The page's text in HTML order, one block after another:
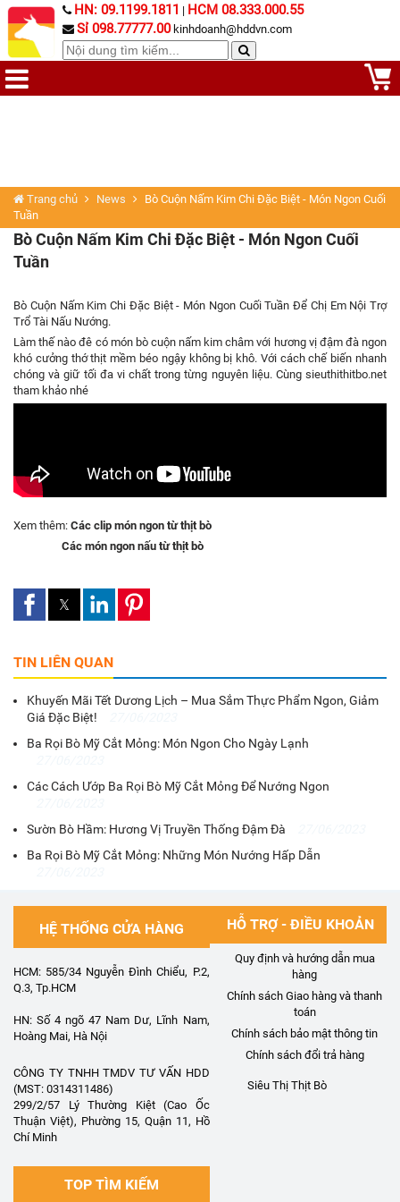
HN: 09.1199.1811 | HCM 08.333.000.55
Sỉ 098.77777.00 kinhdoanh@hddvn.com
Trang chủ News
Bò Cuộn Nấm Kim Chi Đặc Biệt - Món Ngon Cuối
Tuần
Bò Cuộn Nấm Kim Chi Đặc Biệt - Món Ngon Cuối
Tuần
Bò Cuộn Nấm Kim Chi Đặc Biệt - Món Ngon Cuối Tuần Để Chị Em Nội Trợ
Trổ Tài Nấu Nướng.
Làm thế nào đê có món bò cuộn nấm kim châm với hương vị đậm đà ngon
khó cưởng thớ thịt mềm béo ngậy không bị khô. Với cách chế biến nhanh
chóng và giữ tối đa vi chất trong từng nguyên liệu. Cùng sieuthithitbo.net
tham khảo nhé
Xem thêm: Các clip món ngon từ thịt bò
Các món ngon nấu từ thịt bò
TIN LIÊN QUAN
Khuyến Mãi Tết Dương Lịch – Mua Sắm Thực Phẩm Ngon, Giảm
Giá Đặc Biệt!
Ba Rọi Bò Mỹ Cắt Mỏng: Món Ngon Cho Ngày Lạnh
Các Cách Ướp Ba Rọi Bò Mỹ Cắt Mỏng Để Nướng Ngon
Sườn Bò Hầm: Hương Vị Truyền Thống Đậm Đà
Ba Rọi Bò Mỹ Cắt Mỏng: Những Món Nướng Hấp Dẫn
HỆ THỐNG CỬA HÀNG
HCM: 585/34 Nguyễn Đình Chiểu, P.2,
Q.3, Tp.HCM
HN: Số 4 ngõ 47 Nam Dư, Lĩnh Nam,
Hoàng Mai, Hà Nội
CÔNG TY TNHH TMDV TƯ VẤN HDD
(MST: 0314311486)
299/2/57 Lý Thường Kiệt (Cao Ốc
Thuận Việt), Phường 15, Quận 11, Hồ
Chí Minh
HỖ TRỢ - ĐIỀU KHOẢN
Quy định và hướng dẫn mua
hàng
Chính sách Giao hàng và thanh
toán
Chính sách bảo mật thông tin
Chính sách đổi trả hàng
TOP TÌM KIẾM
Siêu Thị Thịt Bò